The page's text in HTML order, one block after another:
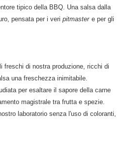
tipico della BBQ. Una salsa dalla
pensata per i veri pitmaster e per gli
freschi di nostra produzione, ricchi di
una freschezza inimitabile.
per esaltare il sapore della carne
magistrale tra frutta e spezie.
laboratorio senza l'uso di coloranti,